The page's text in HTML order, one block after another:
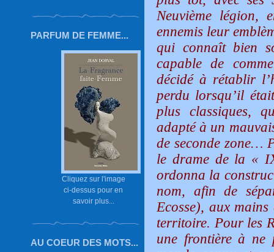
PARFUM DE FEMME...
Cliquez sur l'image
ci-dessus pour en
savoir plus...
AU COEUR DES MOTS...
Neuvième légion,
ennemis leur
qui connaît bien
capable de
décidé à rétablir
perdu lorsqu’il
plus classiques,
adapté à un
de seconde zone…
le drame de la «
ordonna la
nom, afin de
Ecosse), aux
territoire. Pour les
une frontière à ne